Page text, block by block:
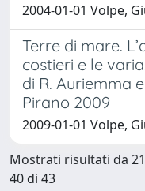
2004-01-01 Volpe,
Terre di mare.
costieri e le
di R. Auriemma
Pirano 2009
2009-01-01 Volpe,
Mostrati risultati da
40 di 43